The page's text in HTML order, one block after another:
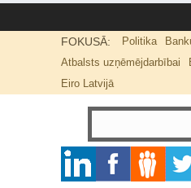
FOKUSĀ: Politika
Atbalsts uzņēmējdarbībai
Eiro Latvijā